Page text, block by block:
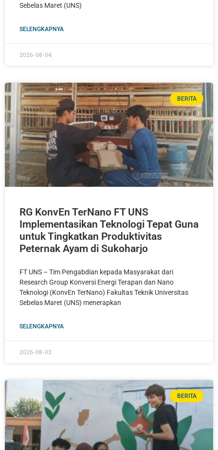
Sebelas Maret (UNS)
SELENGKAPNYA
2026-08-04
BERITA
RG KonvEn TerNano FT UNS
Implementasikan Teknologi Tepat Guna
untuk Tingkatkan Produktivitas
Peternak Ayam di Sukoharjo
FT UNS – Tim Pengabdian kepada Masyarakat dari
Research Group Konversi Energi Terapan dan Nano
Teknologi (KonvEn TerNano) Fakultas Teknik Universitas
Sebelas Maret (UNS) menerapkan
SELENGKAPNYA
2026-08-03
BERITA